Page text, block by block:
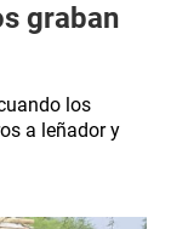
graban
los
a leñador y